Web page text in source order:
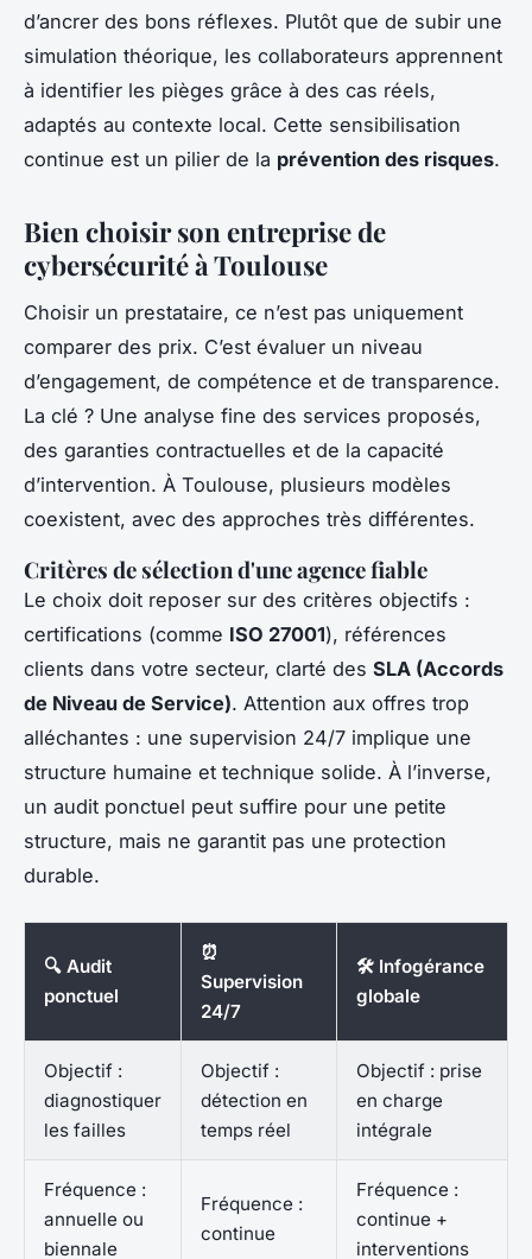
d’ancrer des bons réflexes. Plutôt que de subir une
simulation théorique, les collaborateurs apprennent
à identifier les pièges grâce à des cas réels,
adaptés au contexte local. Cette sensibilisation
continue est un pilier de la prévention des risques.
Bien choisir son entreprise de
cybersécurité à Toulouse
Choisir un prestataire, ce n’est pas uniquement
comparer des prix. C’est évaluer un niveau
d’engagement, de compétence et de transparence.
La clé ? Une analyse fine des services proposés,
des garanties contractuelles et de la capacité
d’intervention. À Toulouse, plusieurs modèles
coexistent, avec des approches très différentes.
Critères de sélection d'une agence fiable
Le choix doit reposer sur des critères objectifs :
certifications (comme ISO 27001), références
clients dans votre secteur, clarté des SLA (Accords
de Niveau de Service). Attention aux offres trop
alléchantes : une supervision 24/7 implique une
structure humaine et technique solide. À l’inverse,
un audit ponctuel peut suffire pour une petite
structure, mais ne garantit pas une protection
durable.
🔍 Audit
ponctuel
⏰
Supervision
24/7
🛠️ Infogérance
globale
Objectif :
diagnostiquer
les failles
Objectif :
détection en
temps réel
Objectif : prise
en charge
intégrale
Fréquence :
annuelle ou
biennale
Fréquence :
continue
Fréquence :
continue +
interventions